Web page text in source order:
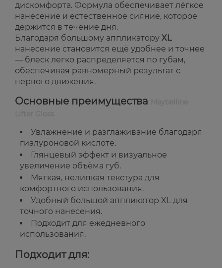
дискомфорта. Формула обеспечивает лёгкое
нанесение и естественное сияние, которое
держится в течение дня.
Благодаря большому аппликатору XL
нанесение становится ещё удобнее и точнее
— блеск легко распределяется по губам,
обеспечивая равномерный результат с
первого движения.
Основные преимущества
Увлажнение и разглаживание благодаря
гиалуроновой кислоте.
Глянцевый эффект и визуальное
увеличение объёма губ.
Мягкая, нелипкая текстура для
комфортного использования.
Удобный большой аппликатор XL для
точного нанесения.
Подходит для ежедневного
использования.
Подходит для: